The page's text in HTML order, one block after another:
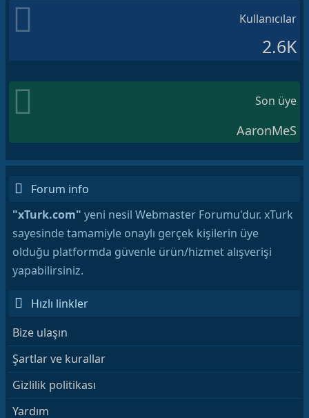
Kullanıcılar
2.6K
Son üye
AaronMeS
Forum info
"xTurk.com" yeni nesil Webmaster Forumu'dur. xTurk
sayesinde tamamiyle onaylı gerçek kişilerin üye
olduğu platformda güvenle ürün/hizmet alışverişi
yapabilirsiniz.
Hızlı linkler
Bize ulaşın
Şartlar ve kurallar
Gizlilik politikası
Yardım